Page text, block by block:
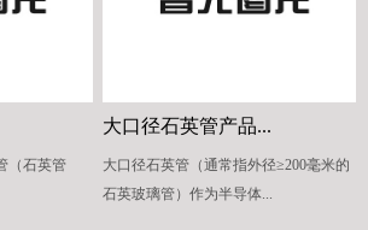
（石英管
大口径石英管产品...
大口径石英管（通常指外径≥200毫米的
石英玻璃管）作为半导体...